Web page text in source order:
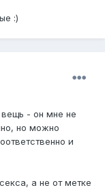
:)
- он мне не
но можно
и
а не от метке